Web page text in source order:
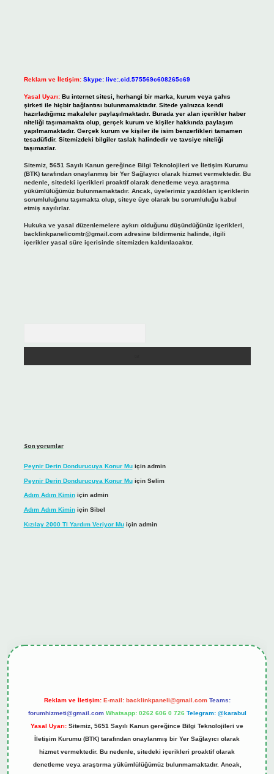
Reklam ve İletişim: Skype: live:.cid.575569c608265c69
Yasal Uyarı: Bu internet sitesi, herhangi bir marka, kurum veya şahıs
şirketi ile hiçbir bağlantısı bulunmamaktadır. Sitede yalnızca kendi
hazırladığımız makaleler paylaşılmaktadır. Burada yer alan içerikler haber
niteliği taşımamakta olup, gerçek kurum ve kişiler hakkında paylaşım
yapılmamaktadır. Gerçek kurum ve kişiler ile isim benzerlikleri tamamen
tesadüfidir. Sitemizdeki bilgiler taslak halindedir ve tavsiye niteliği
taşımazlar.
Sitemiz, 5651 Sayılı Kanun gereğince Bilgi Teknolojileri ve İletişim Kurumu
(BTK) tarafından onaylanmış bir Yer Sağlayıcı olarak hizmet vermektedir. Bu
nedenle, sitedeki içerikleri proaktif olarak denetleme veya araştırma
yükümlülüğümüz bulunmamaktadır. Ancak, üyelerimiz yazdıkları içeriklerin
sorumluluğunu taşımakta olup, siteye üye olarak bu sorumluluğu kabul
etmiş sayılırlar.
Hukuka ve yasal düzenlemelere aykırı olduğunu düşündüğünüz içerikleri,
backlinkpanelicomtr@gmail.comadresine bildirmeniz halinde, ilgili
içerikler yasal süre içerisinde sitemizden kaldırılacaktır.
Son yorumlar
Peynir Derin Dondurucuya Konur Muiçin admin
Peynir Derin Dondurucuya Konur Muiçin Selim
Adım Adım Kiminiçin admin
Adım Adım Kiminiçin Sibel
Kızılay 2000 Tl Yardım Veriyor Muiçin admin
Reklam ve İletişim: E-mail: backlinkpaneli@gmail.com Teams:
forumhizmeti@gmail.com Whatsapp: 0262 606 0 726 Telegram: @karabul
Yasal Uyarı: Sitemiz, 5651 Sayılı Kanun gereğince Bilgi Teknolojileri ve
İletişim Kurumu (BTK) tarafından onaylanmış bir Yer Sağlayıcı olarak
hizmet vermektedir. Bu nedenle, sitedeki içerikleri proaktif olarak
denetleme veya araştırma yükümlülüğümüz bulunmamaktadır. Ancak,